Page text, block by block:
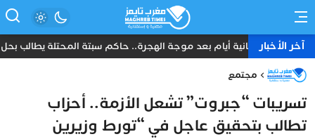
آخر الأخبارثمانية أيام بعد موجة الهجرة.. حاكم سبتة المحتلة يطالب بحل
مجتمع
تسريبات “جبروت” تشعل الأزمة.. أحزاب
تطالب بتحقيق عاجل في “تورط وزيرين